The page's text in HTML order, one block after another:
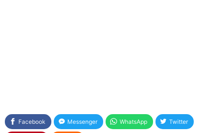
Facebook Messenger WhatsApp Twitter